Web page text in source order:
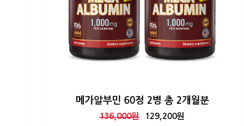
메가알부민 60정 2병 총 2개월분
136,000원 129,200원